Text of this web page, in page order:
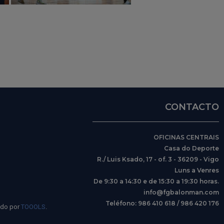
por TOOOLS.
CONTACTO
OFICINAS CENTRAIS
Casa do Deporte
R./ Luis Ksado, 17 - of. 3 - 36209 - Vigo
Luns a Venres
De 9:30 a 14:30 e de 15:30 a 19:30 horas.
info@fgbalonman.com
Teléfono: 986 410 618 / 986 420 176